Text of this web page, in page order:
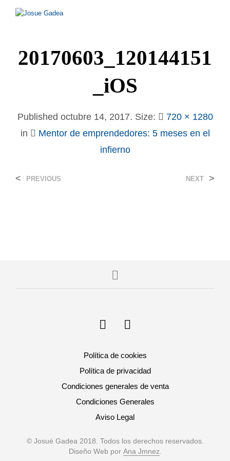
20170603_120144151
_iOS
Published octubre 14, 2017. Size:
720 × 1280
in
Mentor de emprendedores: 5 meses en el
infierno
< PREVIOUS NEXT >
Política de cookies
Política de privacidad
Condiciones generales de venta
Condiciones Generales
Aviso Legal
© Josué Gadea 2018. Todos los derechos reservados.
Diseño Web por Ana Jmnez